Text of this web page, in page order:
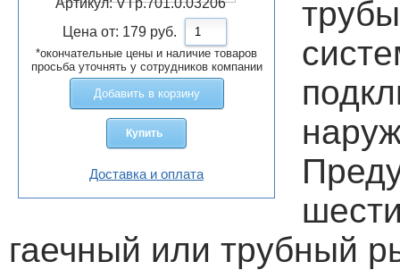
Артикул:VTp.701.0.03206
Цена от: 179 руб.
*окончательные цены и наличие товаров
просьба уточнять у сотрудников компании
Добавить в корзину
Купить
Доставка и оплата
гаечный или трубный